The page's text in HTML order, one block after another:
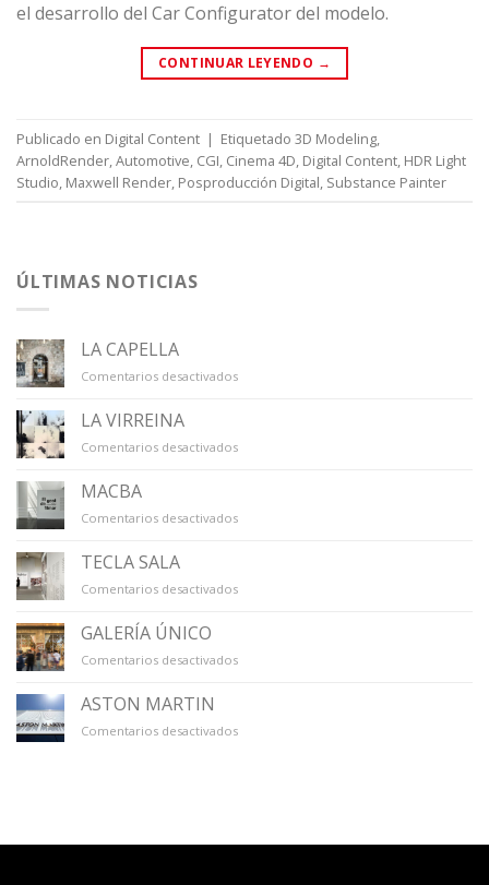
el desarrollo del Car Configurator del modelo.
CONTINUAR LEYENDO →
Publicado en Digital Content | Etiquetado 3D Modeling,
ArnoldRender,Automotive, CGI, Cinema 4D, Digital Content, HDR Light
Studio, Maxwell Render, Posproducción Digital, Substance Painter
ÚLTIMAS NOTICIAS
LA CAPELLA
Comentarios desactivadosen
LA VIRREINA
Comentarios desactivadosen
MACBA
Comentarios desactivadosen
TECLA SALA
Comentarios desactivadosen
GALERÍA ÚNICO
Comentarios desactivadosen
ASTON MARTIN
Comentarios desactivadosen